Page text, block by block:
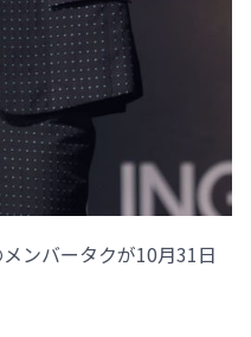
ンバータクが10月31日